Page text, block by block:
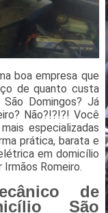
boa empresa que
de quanto custa
Domingos? Já
Não?!?!?! Você
especializadas
prática, barata e
em domicílio
Romeiro.
de
São